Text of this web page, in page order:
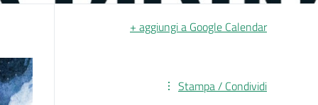
+ aggiungi a Google Calendar
Stampa / Condividi